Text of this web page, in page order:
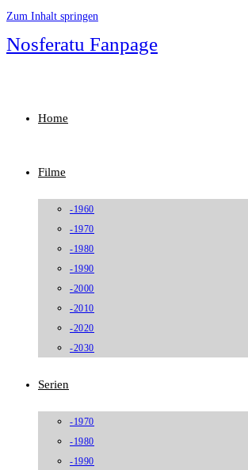
Zum Inhalt springen
Nosferatu Fanpage
Home
Filme
-1960
-1970
-1980
-1990
-2000
-2010
-2020
-2030
Serien
-1970
-1980
-1990